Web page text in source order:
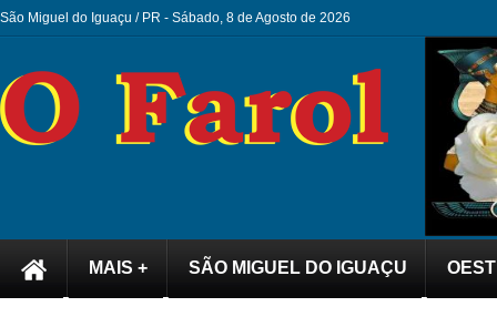
São Miguel do Iguaçu / PR - Sábado, 8 de Agosto de 2026
MAIS + SÃO MIGUEL DO IGUAÇU